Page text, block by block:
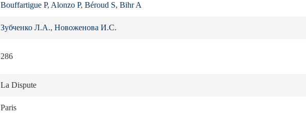
Bouffartigue P, Alonzo P, Béroud S, Bihr A
Зубченко Л.А., Новоженова И.С.
286
La Dispute
Paris